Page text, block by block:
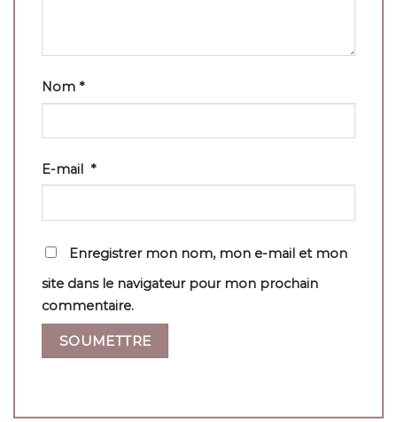
Nom *
E-mail *
Enregistrer mon nom, mon e-mail et mon
site dans le navigateur pour mon prochain
commentaire.